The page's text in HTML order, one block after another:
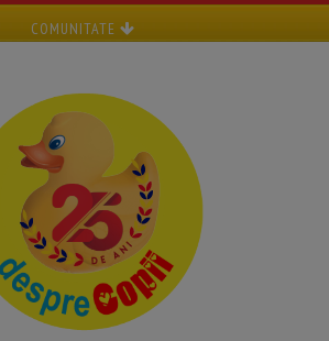
COMUNITATE